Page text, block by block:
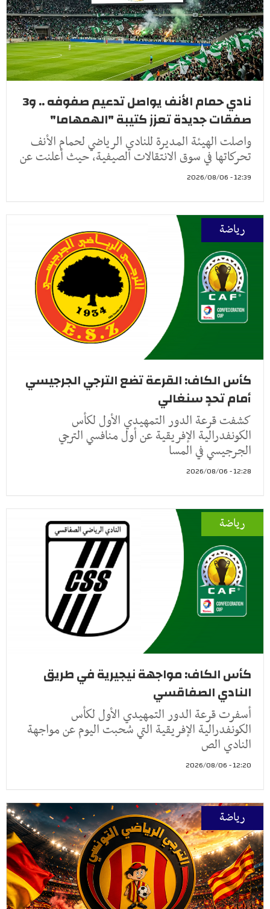
نادي حمام الأنف يواصل تدعيم صفوفه .. و3
صفقات جديدة تعزز كتيبة "الهمهاما"
واصلت الهيئة المديرة للنادي الرياضي لحمام الأنف
تحركاتها في سوق الانتقالات الصيفية، حيث أعلنت عن
12:39 - 2026/08/06
رياضة
كأس الكاف: القرعة تضع الترجي الجرجيسي
أمام تحدٍ سنغالي
كشفت قرعة الدور التمهيدي الأول لكأس
الكونفدرالية الإفريقية عن أول منافسي الترجي
الجرجيسي في المسا
12:28 - 2026/08/06
رياضة
كأس الكاف: مواجهة نيجيرية في طريق
النادي الصفاقسي
أسفرت قرعة الدور التمهيدي الأول لكأس
الكونفدرالية الإفريقية التي سُحبت اليوم عن مواجهة
النادي الص
12:20 - 2026/08/06
رياضة